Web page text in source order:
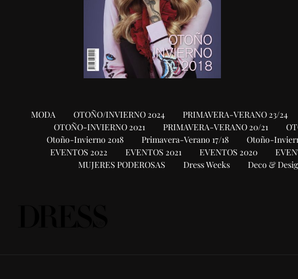
MODA OTOÑO/INVIERNO 2024 PRIMAVERA-VERANO 23/24
OTOÑO-INVIERNO 2021
PRIMAVERA-VERANO 20/21
Otoño-Invierno 2018
Primavera-Verano 17/18 Otoño-
EVENTOS 2022
EVENTOS 2021 EVENTOS 2020
MUJERES PODEROSAS
Dress Weeks Deco &